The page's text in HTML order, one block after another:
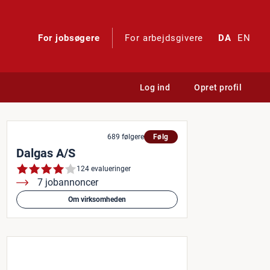
For jobsøgere For arbejdsgivere DA EN
Log ind Opret profil
– er det dig, vi leder
689 følgere Følg
Dalgas A/S
124 evalueringer
7 jobannoncer
Om virksomheden